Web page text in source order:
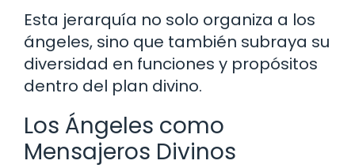
Esta jerarquía no solo organiza a los
ángeles, sino que también subraya su
diversidad en funciones y propósitos
dentro del plan divino.
Los Ángeles como
Mensajeros Divinos